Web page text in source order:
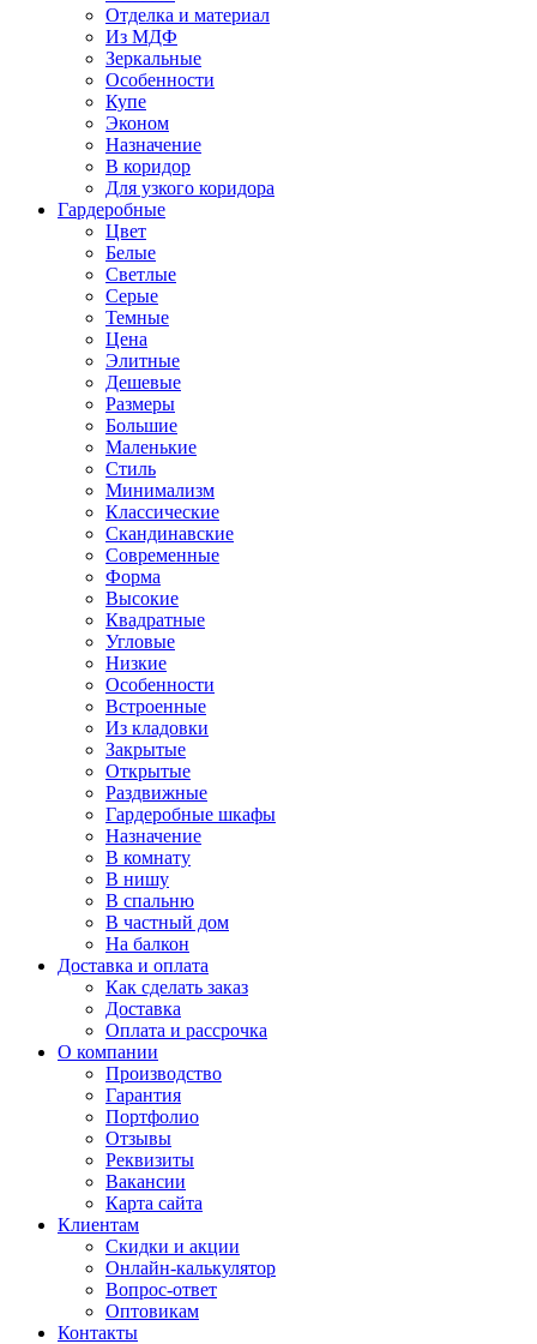
Отделка и материал
Из МДФ
Зеркальные
Особенности
Купе
Эконом
Назначение
В коридор
Для узкого коридора
Гардеробные
Цвет
Белые
Светлые
Серые
Темные
Цена
Элитные
Дешевые
Размеры
Большие
Маленькие
Стиль
Минимализм
Классические
Скандинавские
Современные
Форма
Высокие
Квадратные
Угловые
Низкие
Особенности
Встроенные
Из кладовки
Закрытые
Открытые
Раздвижные
Гардеробные шкафы
Назначение
В комнату
В нишу
В спальню
В частный дом
На балкон
Доставка и оплата
Как сделать заказ
Доставка
Оплата и рассрочка
О компании
Производство
Гарантия
Портфолио
Отзывы
Реквизиты
Вакансии
Карта сайта
Клиентам
Скидки и акции
Онлайн-калькулятор
Вопрос-ответ
Оптовикам
Контакты